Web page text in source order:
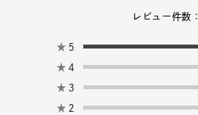
レビュー件数：
★ 5
★ 4
★ 3
★ 2